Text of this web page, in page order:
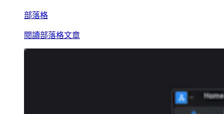
部落格
閱讀部落格文章